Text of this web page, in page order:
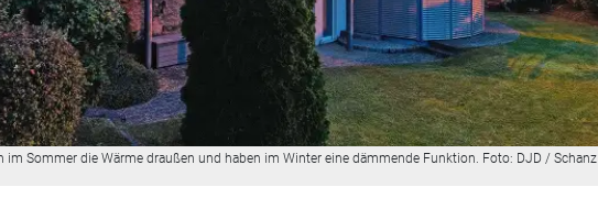
im Sommer die Wärme draußen und haben im Winter eine dämmende Funktion. Foto: DJD / Schanz